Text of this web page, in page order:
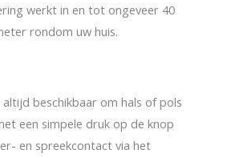
werkt in en tot ongeveer 40
rondom uw huis.
beschikbaar om hals of pols
een simpele druk op de knop
en spreekcontact via het